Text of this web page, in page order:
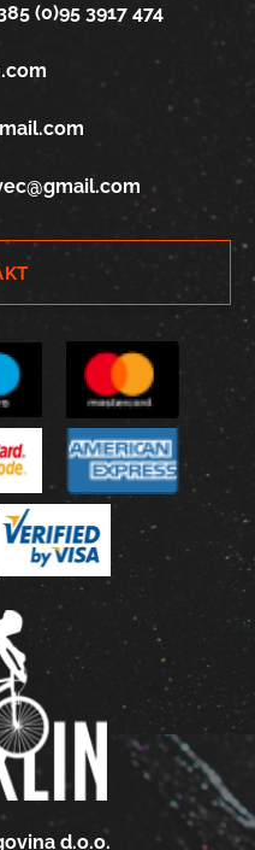
d.o.o.
(0)95 3917 474